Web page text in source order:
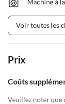
Machine à
Voir toutes les
Prix
Coûts
Veuillez noter que